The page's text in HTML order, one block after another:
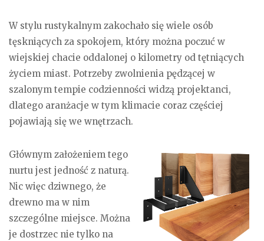
W stylu rustykalnym zakochało się wiele osób
tęskniących za spokojem, który można poczuć w
wiejskiej chacie oddalonej o kilometry od tętniących
życiem miast. Potrzeby zwolnienia pędzącej w
szalonym tempie codzienności widzą projektanci,
dlatego aranżacje w tym klimacie coraz częściej
pojawiają się we wnętrzach.
Głównym założeniem tego
nurtu jest jedność z naturą.
Nic więc dziwnego, że
drewno ma w nim
szczególne miejsce. Można
je dostrzec nie tylko na